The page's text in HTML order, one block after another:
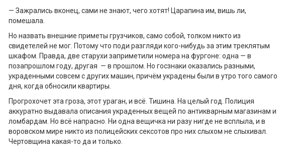
— Зажрались вконец, сами не знают, чего хотят! Царапина им, вишь ли,
помешала.
Но назвать внешние приметы грузчиков, само собой, толком никто из
свидетелей не мог. Потому что поди разгляди кого-нибудь за этим треклятым
шкафом. Правда, две старухи заприметили номера на фургоне: одна — в
позапрошлом году, другая — в прошлом. Но госзнаки оказались разными,
украденными совсем с других машин, причём украдены были в утро того самого
дня, когда обносили квартиры.
Прогрохочет эта гроза, этот ураган, и всё. Тишина. На целый год. Полиция
аккуратно выдавала описания украденных вещей по антикварным магазинам и
ломбардам. Но всё напрасно. Ни одна вещичка ни разу нигде не всплыла, и в
воровском мире никто из полицейских сексотов про них слыхом не слыхивал.
Чертовщина какая-то да и только.